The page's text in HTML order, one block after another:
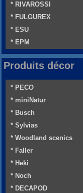
* RIVAROSSI
* FULGUREX
* ESU
* EPM
Produits décor
* PECO
* miniNatur
* Busch
* Sylvias
* Woodland scenics
* Faller
* Heki
* Noch
* DECAPOD